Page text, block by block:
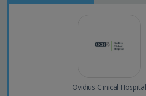
Ovidius Clinical Hospital